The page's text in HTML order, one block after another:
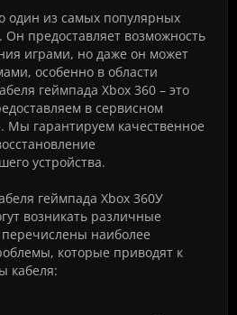
один из самых популярных
Он предоставляет возможность
играми, но даже он может
особенно в области
геймпада Xbox 360 – это
в сервисном
Мы гарантируем качественное
устройства.
геймпада Xbox 360У
возникать различные
наиболее
которые приводят к
кабеля: